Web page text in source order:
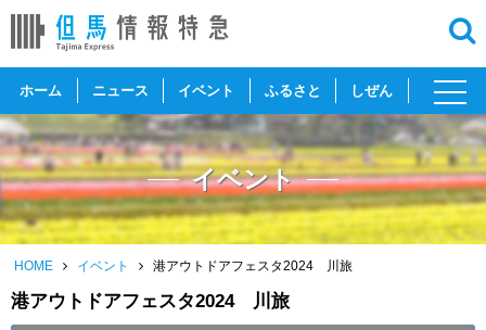
ホーム ニュース イベント ふるさと しぜん
toggle
イベント
HOME イベント 港アウトドアフェスタ2024 川旅
港アウトドアフェスタ2024 川旅